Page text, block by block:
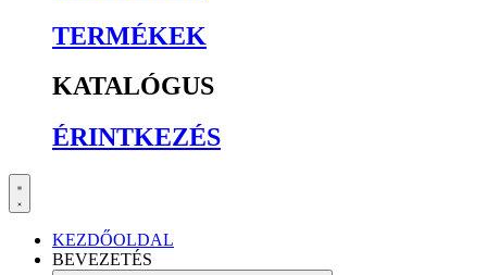
TERMÉKEK
KATALÓGUS
ÉRINTKEZÉS
KEZDŐOLDAL
BEVEZETÉS